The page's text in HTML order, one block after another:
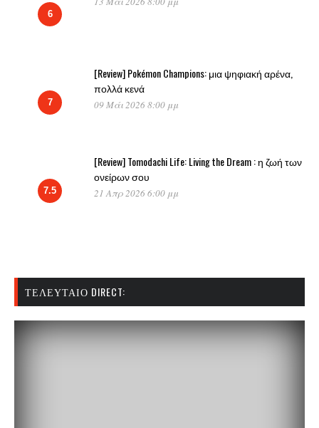
6
7
[Review] Pokémon Champions: μια ψηφιακή αρένα,
πολλά κενά
09 Μάι 2026 8:00 μμ
7.5
[Review] Tomodachi Life: Living the Dream : η ζωή των
ονείρων σου
21 Απρ 2026 6:00 μμ
ΤΕΛΕΥΤΑΊΟ DIRECT: